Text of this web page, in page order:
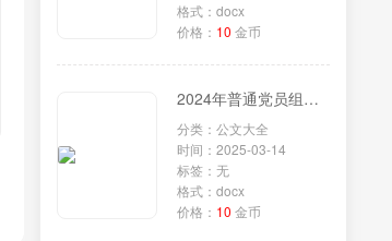
格式：docx
价格： 10 金币
2024年普通党员组织生活会个人对照检查发言材料
分类：公文大全
时间：2025-03-14
标签：无
格式：docx
价格： 10 金币